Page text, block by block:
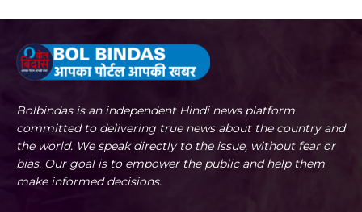
Bolbindas is an independent Hindi news platform
committed to delivering true news about the country and
the world. We speak directly to the issue, without fear or
bias. Our goal is to empower the public and help them
make informed decisions.